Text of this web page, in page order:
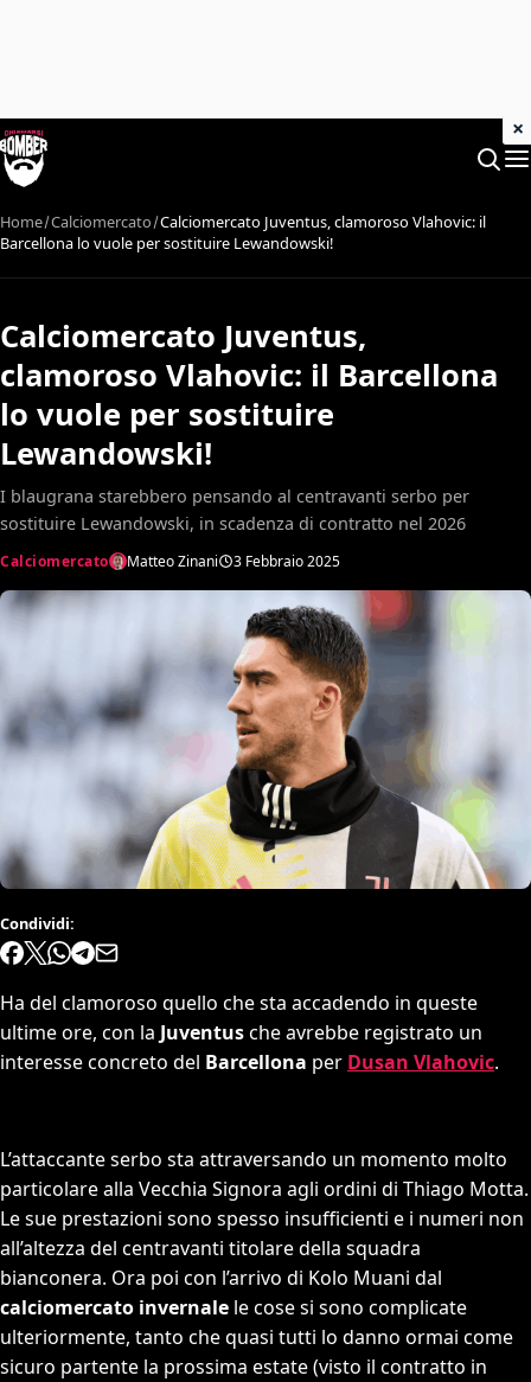
Home Calciomercato Calciomercato Juventus, clamoroso Vlahovic: il
Barcellona lo vuole per sostituire Lewandowski!
Calciomercato Juventus,
clamoroso Vlahovic: il Barcellona
lo vuole per sostituire
Lewandowski!
I blaugrana starebbero pensando al centravanti serbo per
sostituire Lewandowski, in scadenza di contratto nel 2026
Calciomercato Matteo Zinani 3 Febbraio 2025
Condividi:
Ha del clamoroso quello che sta accadendo in queste
ultime ore, con la Juventusche avrebbe registrato un
interesse concreto del Barcellona per Dusan Vlahovic.
L’attaccante serbo sta attraversando un momento molto
particolare alla Vecchia Signora agli ordini di Thiago Motta.
Le sue prestazioni sono spesso insufficienti e i numeri non
all’altezza del centravanti titolare della squadra
bianconera. Ora poi con l’arrivo di Kolo Muani dal
calciomercato invernale le cose si sono complicate
ulteriormente, tanto che quasi tutti lo danno ormai come
sicuro partente la prossima estate (visto il contratto in
×